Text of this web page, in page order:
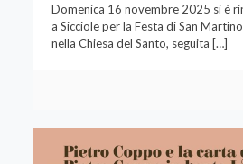
Domenica 16 novembre 2025 si è
a Sicciole per la Festa di San
nella Chiesa del Santo, seguita […]